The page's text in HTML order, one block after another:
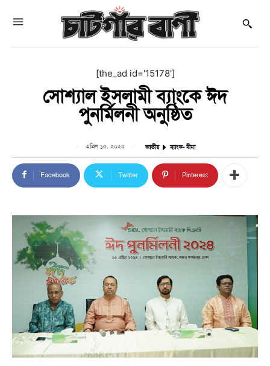
[the_ad id='15178']
সোশ্যাল ইসলামী ব্যাংকে ঈদ
পুনর্মিলনী অনুষ্ঠিত
এপ্রিল ১৫, ২০২৪ জাতীয় ব্যাংক- বীমা
Facebook Twitter Pinterest